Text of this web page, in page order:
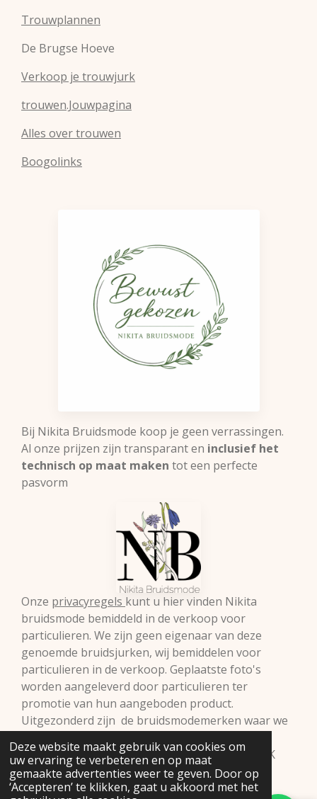
Deze website maakt gebruik van cookies om
uw ervaring te verbeteren en op maat
gemaakte advertenties weer te geven. Door op
‘Accepteren’ te klikken, gaat u akkoord met het
Trouwplannen
De Brugse Hoeve
Verkoop je trouwjurk
trouwen.Jouwpagina
Alles over trouwen
Boogolinks
Bij Nikita Bruidsmode koop je geen verrassingen.
Al onze prijzen zijn transparant en inclusief het
technisch op maat maken tot een perfecte
pasvorm
Onze privacyregels kunt u hier vinden Nikita
bruidsmode bemiddeld in de verkoop voor
particulieren. We zijn geen eigenaar van deze
genoemde bruidsjurken, wij bemiddelen voor
particulieren in de verkoop. Geplaatste foto's
worden aangeleverd door particulieren ter
promotie van hun aangeboden product.
Uitgezonderd zijn de bruidsmodemerken waar we
voorbehoud.© 2009 Nikita Bruidsmode B.V. KVK
98293397